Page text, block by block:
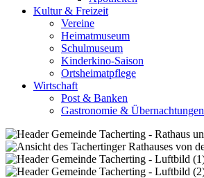
Kultur & Freizeit
Vereine
Heimatmuseum
Schulmuseum
Kinderkino-Saison
Ortsheimatpflege
Wirtschaft
Post & Banken
Gastronomie & Übernachtungen